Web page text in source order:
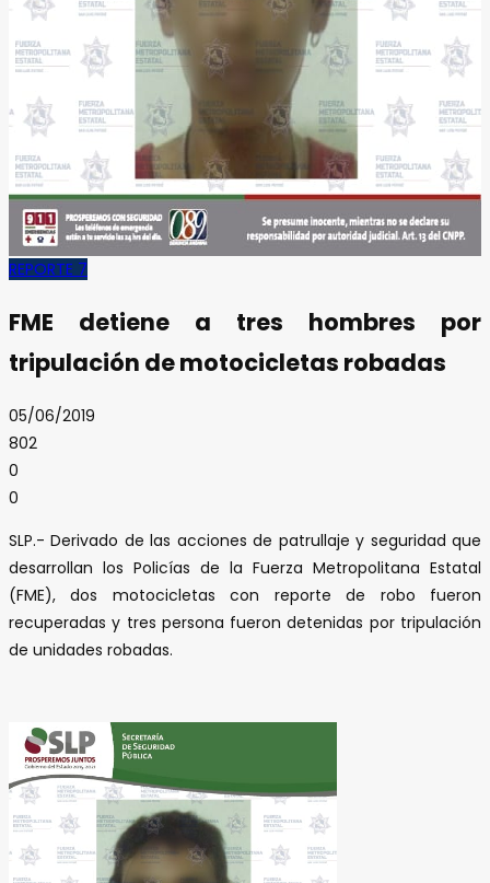
REPORTE 7
FME detiene a tres hombres por
tripulación de motocicletas robadas
05/06/2019
802
0
0
SLP.- Derivado de las acciones de patrullaje y seguridad que
desarrollan los Policías de la Fuerza Metropolitana Estatal
(FME), dos motocicletas con reporte de robo fueron
recuperadas y tres persona fueron detenidas por tripulación
de unidades robadas.